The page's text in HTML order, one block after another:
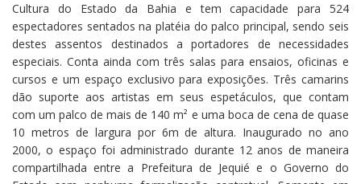
Cultura do Estado da Bahia e tem capacidade para 524
espectadores sentados na platéia do palco principal, sendo seis
destes assentos destinados a portadores de necessidades
especiais. Conta ainda com três salas para ensaios, oficinas e
cursos e um espaço exclusivo para exposições. Três camarins
dão suporte aos artistas em seus espetáculos, que contam
com um palco de mais de 140 m² e uma boca de cena de quase
10 metros de largura por 6m de altura. Inaugurado no ano
2000, o espaço foi administrado durante 12 anos de maneira
compartilhada entre a Prefeitura de Jequié e o Governo do